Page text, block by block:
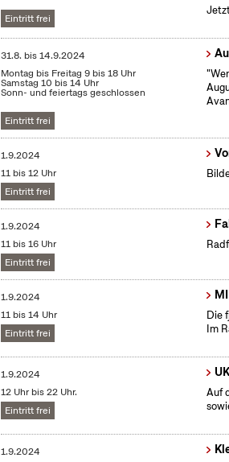
Eintritt frei
31.8. bis14.9.2024
Montag bis Freitag 9 bis 18 Uhr
Samstag 10 bis 14 Uhr
Sonn- und feiertags geschlossen
Eintritt frei
1.9.2024
11 bis 12 Uhr
Eintritt frei
1.9.2024
11 bis 16 Uhr
Eintritt frei
1.9.2024
11 bis 14 Uhr
Eintritt frei
Die
Im
1.9.2024
12 Uhr bis 22 Uhr.
Eintritt frei
Auf
1.9.2024